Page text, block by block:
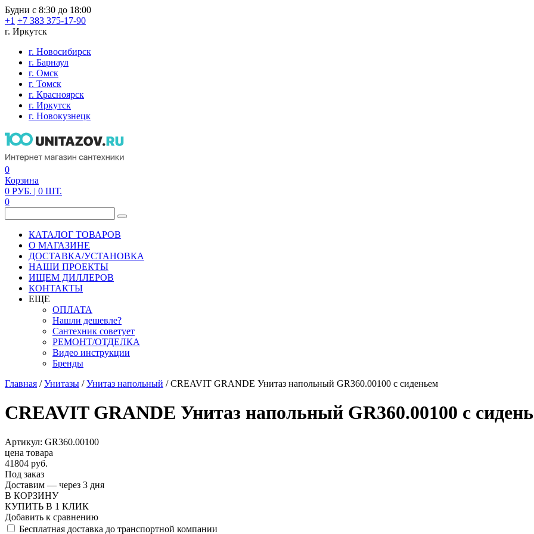
Будни с 8:30 до 18:00
+1 +7 383 375-17-90
г. Иркутск
г. Новосибирск
г. Барнаул
г. Омск
г. Томск
г. Красноярск
г. Иркутск
г. Новокузнецк
0
Корзина
0 РУБ. | 0 ШТ.
0
КАТАЛОГ ТОВАРОВ
О МАГАЗИНЕ
ДОСТАВКА/УСТАНОВКА
НАШИ ПРОЕКТЫ
ИЩЕМ ДИЛЛЕРОВ
КОНТАКТЫ
ЕЩЕ
ОПЛАТА
Нашли дешевле?
Сантехник советует
РЕМОНТ/ОТДЕЛКА
Видео инструкции
Бренды
Главная /Унитазы /Унитаз напольный /CREAVIT GRANDE Унитаз напольный GR360.00100 с сиденьем
CREAVIT GRANDE Унитаз напольный GR360.00100 с
Артикул: GR360.00100
цена товара
41804 руб.
Под заказ
Доставим — через 3 дня
В КОРЗИНУ
КУПИТЬ В 1 КЛИК
Добавить к сравнению
Бесплатная доставка до транспортной компании